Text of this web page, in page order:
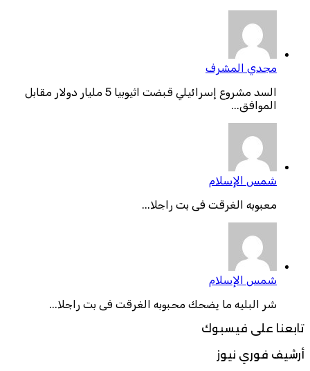
مجدي المشرف
السد مشروع إسرائيلي قبضت اثيوبيا 5 مليار دولار مقابل
الموافق...
شمس الإسلام
معبوبه الغرقت فى بت راجلا...
شمس الإسلام
شر البليه ما يضحك محبوبه الغرقت فى بت راجلا...
تابعنا على فيسبوك
أرشيف فوري نيوز